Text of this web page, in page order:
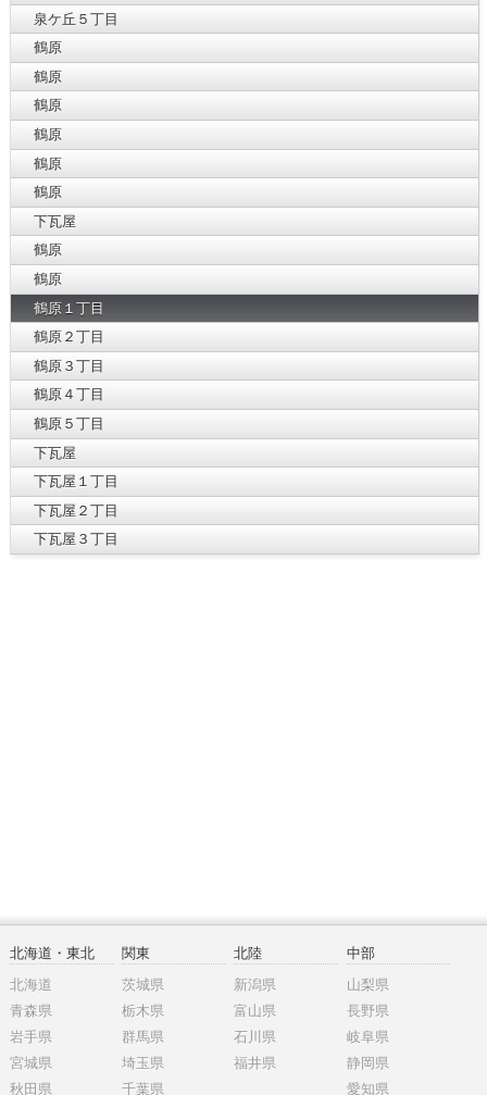
泉ケ丘５丁目
鶴原
鶴原
鶴原
鶴原
鶴原
鶴原
下瓦屋
鶴原
鶴原
鶴原１丁目
鶴原２丁目
鶴原３丁目
鶴原４丁目
鶴原５丁目
下瓦屋
下瓦屋１丁目
下瓦屋２丁目
下瓦屋３丁目
北海道・東北
北海道
青森県
岩手県
宮城県
秋田県
関東
茨城県
栃木県
群馬県
埼玉県
千葉県
北陸
新潟県
富山県
石川県
福井県
中部
山梨県
長野県
岐阜県
静岡県
愛知県